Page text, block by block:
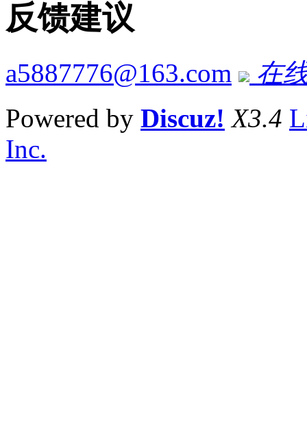
反馈建议
a5887776@163.com
在
Powered by Discuz! X3.4
Inc.